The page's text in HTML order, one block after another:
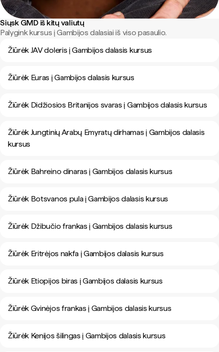
Siųsk GMD iš kitų valiutų
Palygink kursus į Gambijos dalasiai iš viso pasaulio.
Žiūrėk JAV doleris į Gambijos dalasis kursus
Žiūrėk Euras į Gambijos dalasis kursus
Žiūrėk Didžiosios Britanijos svaras į Gambijos dalasis kursus
Žiūrėk Jungtinių Arabų Emyratų dirhamas į Gambijos dalasis
kursus
Žiūrėk Bahreino dinaras į Gambijos dalasis kursus
Žiūrėk Botsvanos pula į Gambijos dalasis kursus
Žiūrėk Džibučio frankas į Gambijos dalasis kursus
Žiūrėk Eritrėjos nakfa į Gambijos dalasis kursus
Žiūrėk Etiopijos biras į Gambijos dalasis kursus
Žiūrėk Gvinėjos frankas į Gambijos dalasis kursus
Žiūrėk Kenijos šilingas į Gambijos dalasis kursus